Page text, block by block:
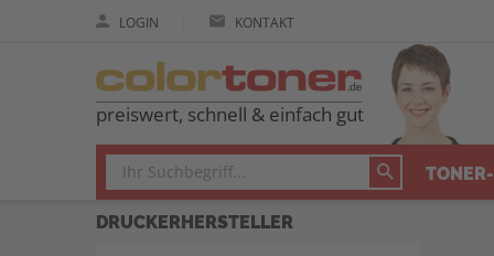
LOGIN KONTAKT
preiswert, schnell & einfach gut
DRUCKERHERSTELLER